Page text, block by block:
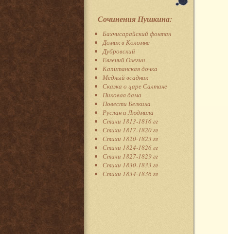
Сочинения Пушкина:
Бахчисарайский фонтан
Домик в Коломне
Дубровский
Евгений Онегин
Капитанская дочка
Медный всадник
Сказка о царе Салтане
Пиковая дама
Повести Белкина
Руслан и Людмила
Стихи 1813-1816 гг
Стихи 1817-1820 гг
Стихи 1820-1823 гг
Стихи 1824-1826 гг
Стихи 1827-1829 гг
Стихи 1830-1833 гг
Стихи 1834-1836 гг